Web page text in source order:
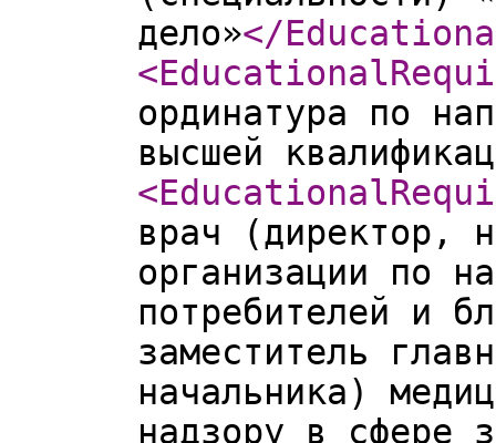
дело»</
ординатура по
высшей
врач (директор,
организации по
потребителей и
заместитель
начальника)
надзору в сфере